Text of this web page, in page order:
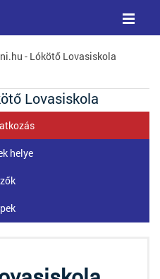
- Lókötő Lovasiskola
Lovasiskola
helye